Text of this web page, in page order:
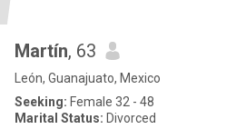
Martín, 63
León, Guanajuato, Mexico
Seeking: Female 32 - 48
Marital Status: Divorced